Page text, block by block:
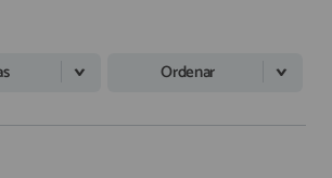
Ordenar